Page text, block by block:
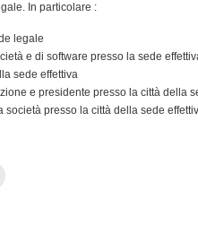
In particolare :
legale
e di software presso la sede
sede effettiva
e presidente presso la città della
presso la città della sede